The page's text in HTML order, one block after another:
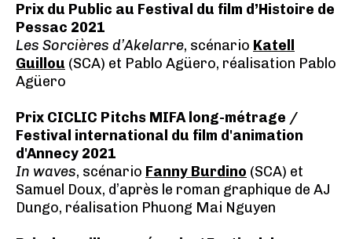
Prix du Public au Festival du film d’Histoire de
Pessac 2021
Les Sorcières d’Akelarre, scénario Katell
Guillou (SCA) et Pablo Agüero, réalisation Pablo
Agüero
Prix CICLIC Pitchs MIFA long-métrage /
Festival international du film d'animation
d'Annecy 2021
In waves, scénario Fanny Burdino (SCA) et
Samuel Doux, d’après le roman graphique de AJ
Dungo, réalisation Phuong Mai Nguyen